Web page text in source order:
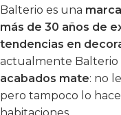
Balterio es una
más de 30 años de
tendencias en
actualmente Balterio
acabados mate: no
pero tampoco lo